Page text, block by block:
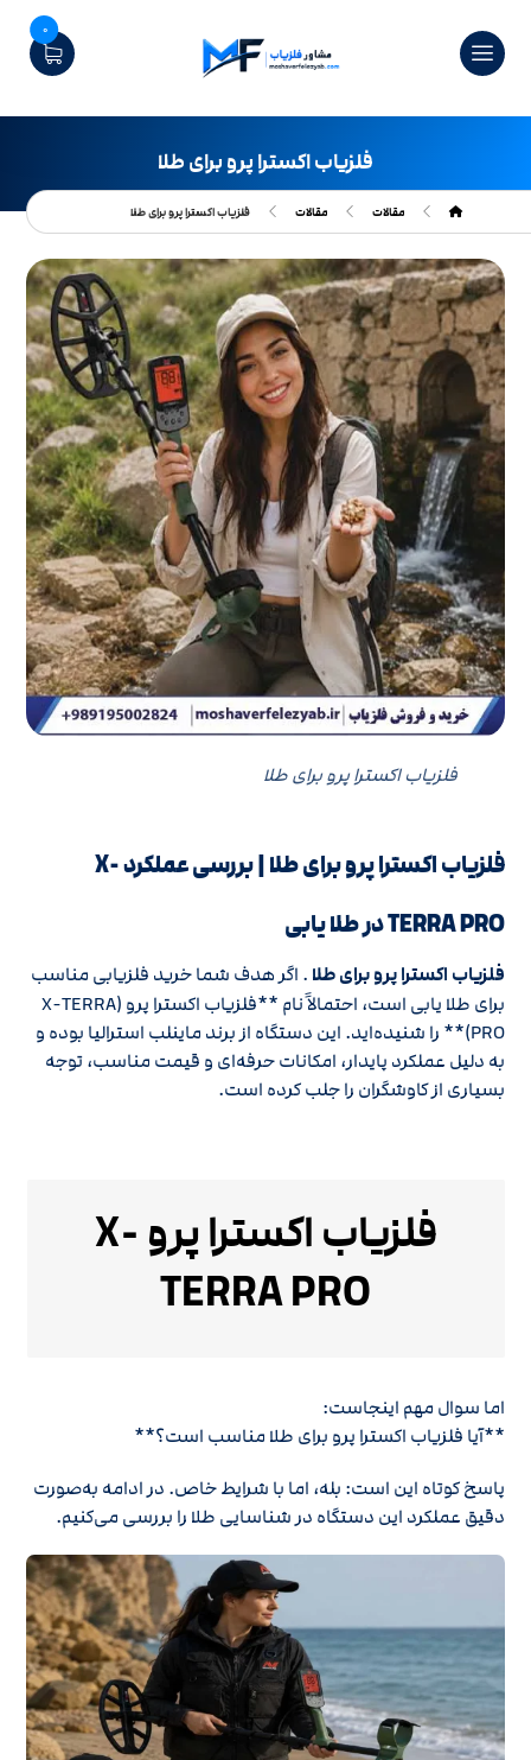
0
فلزیاب اکسترا پرو برای طلا
مقالات مقالات فلزیاب اکسترا پرو برای طلا
فلزیاب اکسترا پرو برای طلا
فلزیاب اکسترا پرو برای طلا | بررسی عملکرد X-
TERRA PRO در طلا یابی
فلزیاب اکسترا پرو برای طلا . اگر هدف شما خرید فلزیابی مناسب
برای طلا یابی است، احتمالاً نام **فلزیاب اکسترا پرو (X-TERRA
PRO)** را شنیده‌اید. این دستگاه از برند ماینلب استرالیا بوده و
به دلیل عملکرد پایدار، امکانات حرفه‌ای و قیمت مناسب، توجه
بسیاری از کاوشگران را جلب کرده است.
فلزیاب اکسترا پرو X-
TERRA PRO
اما سوال مهم اینجاست:
**آیا فلزیاب اکسترا پرو برای طلا مناسب است؟**
پاسخ کوتاه این است: بله، اما با شرایط خاص. در ادامه به‌صورت
دقیق عملکرد این دستگاه در شناسایی طلا را بررسی می‌کنیم.